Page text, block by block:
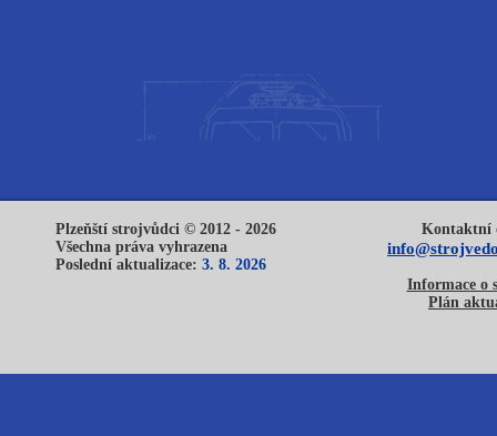
Plzeňští strojvůdci © 2012 - 2026
Všechna práva vyhrazena
Poslední aktualizace: 3. 8. 2026
Kontaktní
Informace o
Plán